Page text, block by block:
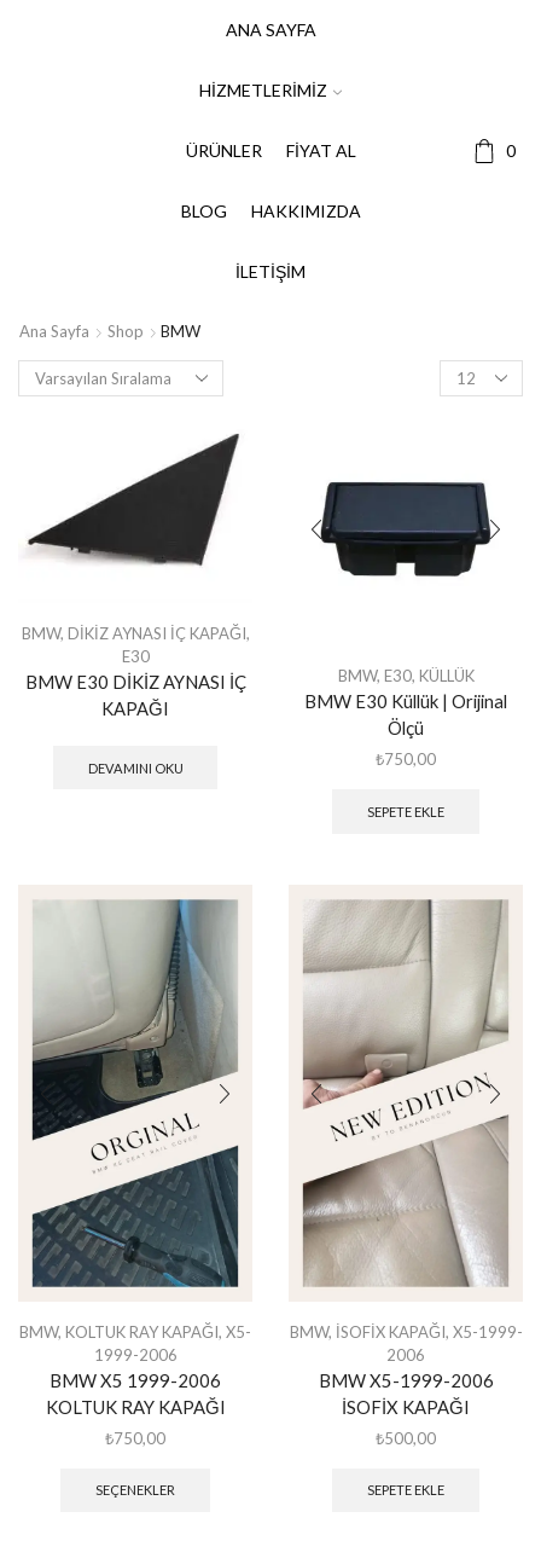
ANA SAYFA
HIZMETLERIMIZ
ÜRÜNLER FIYAT AL
BLOG HAKKIMIZDA
İLETIŞIM
0
Ana Sayfa Shop BMW
BMW, DİKİZ AYNASI İÇ KAPAĞI,
E30
BMW E30 DİKİZ AYNASI İÇ
KAPAĞI
DEVAMINI OKU
BMW, E30, KÜLLÜK
BMW E30 Küllük | Orijinal
Ölçü
₺750,00
SEPETE EKLE
BMW, KOLTUK RAY KAPAĞI, X5-
1999-2006
BMW X5 1999-2006
KOLTUK RAY KAPAĞI
₺750,00
SEÇENEKLER
BMW, İSOFİX KAPAĞI, X5-1999-
2006
BMW X5-1999-2006
İSOFİX KAPAĞI
₺500,00
SEPETE EKLE